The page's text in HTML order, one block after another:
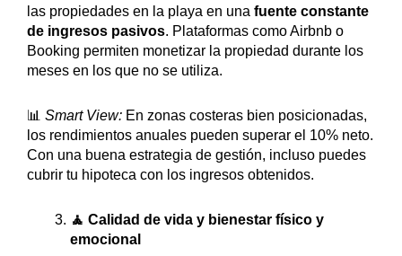
las propiedades en la playa en una fuente constante
de ingresos pasivos. Plataformas como Airbnb o
Booking permiten monetizar la propiedad durante los
meses en los que no se utiliza.
📊 Smart View: En zonas costeras bien posicionadas,
los rendimientos anuales pueden superar el 10% neto.
Con una buena estrategia de gestión, incluso puedes
cubrir tu hipoteca con los ingresos obtenidos.
🧘 Calidad de vida y bienestar físico y
emocional